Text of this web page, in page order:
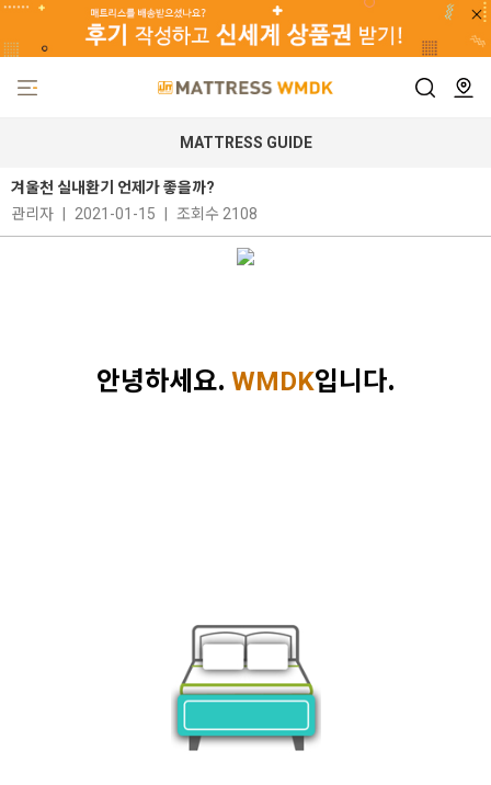
MATTRESS GUIDE
겨울천 실내환기 언제가 좋을까?
관리자
2021-01-15 조회수 2108
안녕하세요. WMDK입니다.